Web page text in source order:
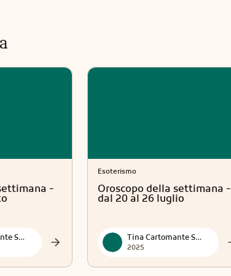
-
Tina Cartomante Sensitiva
Esoterismo
Oroscopo della settimana -
dal 20 al 26 luglio
Tina Cartomante Sensitiva
2025